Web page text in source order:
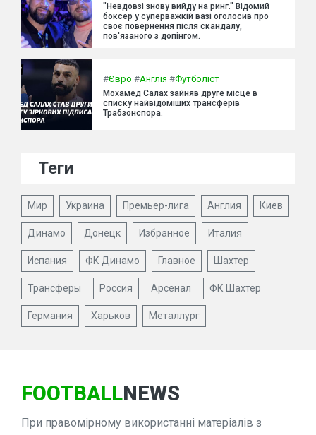
"Невдовзі знову вийду на ринг." Відомий
боксер у суперважкій вазі оголосив про
своє повернення після скандалу,
пов'язаного з допінгом.
#Євро #Англія #Футболіст
Мохамед Салах зайняв друге місце в
списку найвідоміших трансферів
Трабзонспора.
Теги
Мир Украина Премьер-лига Англия Киев
Динамо Донецк Избранное Италия
Испания ФК Динамо Главное Шахтер
Трансферы Россия Арсенал ФК Шахтер
Германия Харьков Металлург
FOOTBALLNEWS
При правомірному використанні матеріалів з